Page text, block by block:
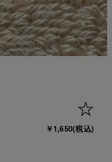
￥1,650(税込)